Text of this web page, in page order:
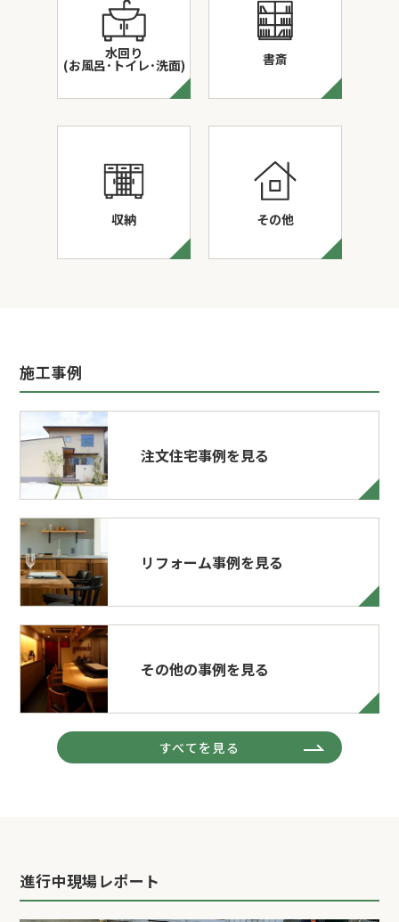
水回り
(お風呂･トイレ･洗面) 書斎
収納 その他
施工事例
注文住宅事例を見る
リフォーム事例を見る
その他の事例を見る
すべてを見る
進行中現場レポート